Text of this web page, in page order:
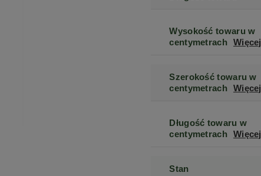
Wysokość towaru w
centymetrach Więcej
Szerokość towaru w
centymetrach Więcej
Długość towaru w
centymetrach Więcej
Stan